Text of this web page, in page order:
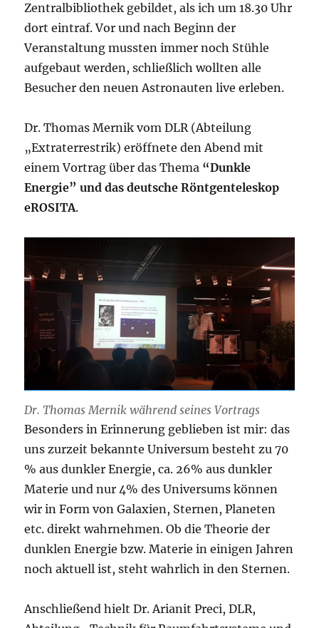
Zentralbibliothek gebildet, als ich um 18.30 Uhr
dort eintraf. Vor und nach Beginn der
Veranstaltung mussten immer noch Stühle
aufgebaut werden, schließlich wollten alle
Besucher den neuen Astronauten live erleben.
Dr. Thomas Mernik vom DLR (Abteilung
„Extraterrestrik) eröffnete den Abend mit
einem Vortrag über das Thema “Dunkle
Energie” und das deutsche Röntgenteleskop
eROSITA.
Dr. Thomas Mernik während seines Vortrags
Besonders in Erinnerung geblieben ist mir: das
uns zurzeit bekannte Universum besteht zu 70
% aus dunkler Energie, ca. 26% aus dunkler
Materie und nur 4% des Universums können
wir in Form von Galaxien, Sternen, Planeten
etc. direkt wahrnehmen. Ob die Theorie der
dunklen Energie bzw. Materie in einigen Jahren
noch aktuell ist, steht wahrlich in den Sternen.
Anschließend hielt Dr. Arianit Preci, DLR,